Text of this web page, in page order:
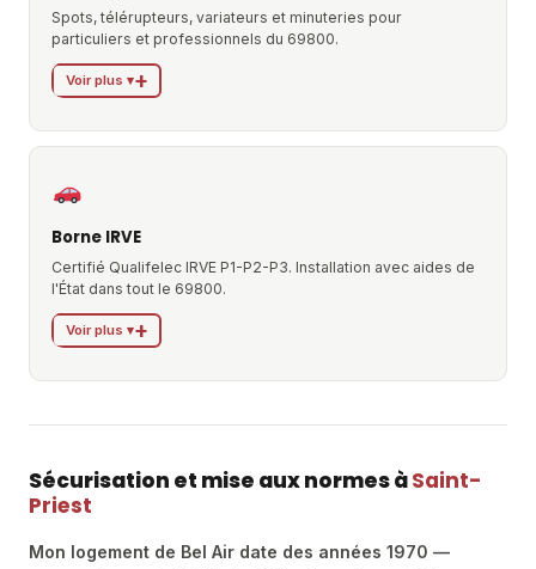
Spots, télérupteurs, variateurs et minuteries pour
particuliers et professionnels du 69800.
Voir plus ▾
Borne IRVE
Certifié Qualifelec IRVE P1-P2-P3. Installation avec aides de
l'État dans tout le 69800.
Voir plus ▾
Sécurisation et mise aux normes àSaint-
Priest
Mon logement de Bel Air date des années 1970 —